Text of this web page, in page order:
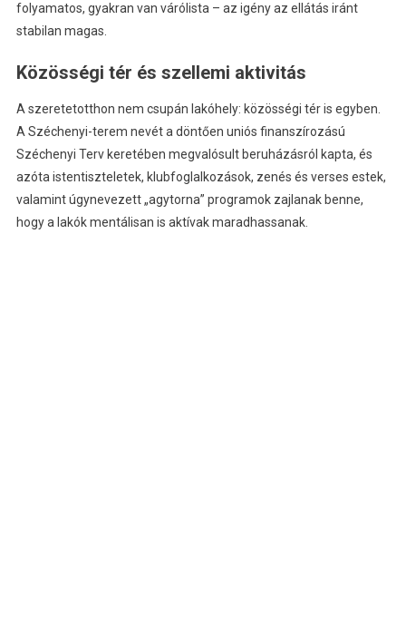
folyamatos, gyakran van várólista – az igény az ellátás iránt
stabilan magas.
Közösségi tér és szellemi aktivitás
A szeretetotthon nem csupán lakóhely: közösségi tér is egyben.
A Széchenyi-terem nevét a döntően uniós finanszírozású
Széchenyi Terv keretében megvalósult beruházásról kapta, és
azóta istentiszteletek, klubfoglalkozások, zenés és verses estek,
valamint úgynevezett „agytorna” programok zajlanak benne,
hogy a lakók mentálisan is aktívak maradhassanak.